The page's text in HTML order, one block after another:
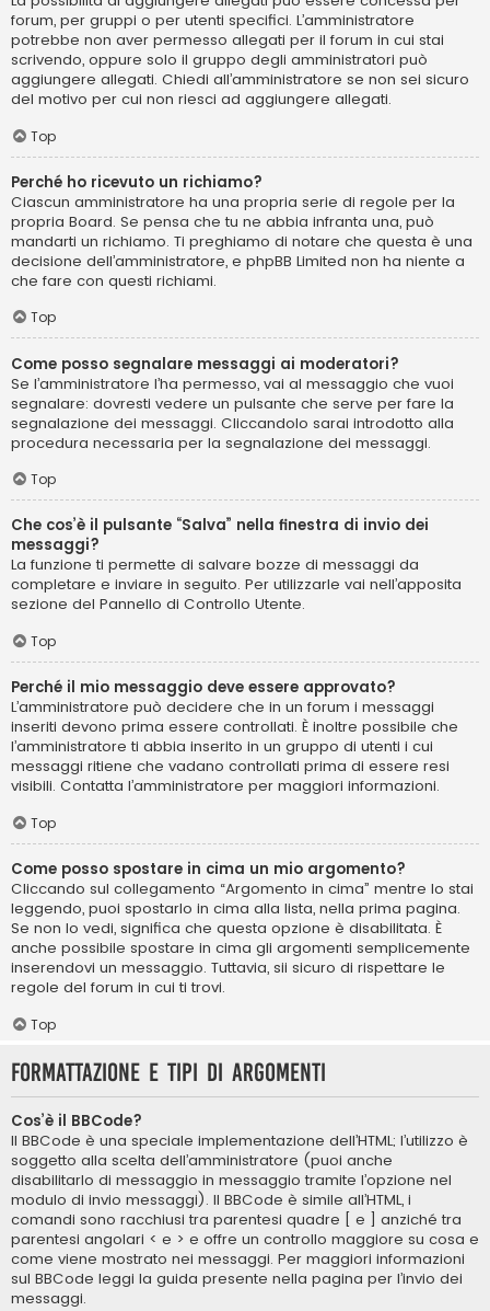
forum, per gruppi o per utenti specifici. L’amministratore
potrebbe non aver permesso allegati per il forum in cui stai
scrivendo, oppure solo il gruppo degli amministratori può
aggiungere allegati. Chiedi all’amministratore se non sei sicuro
del motivo per cui non riesci ad aggiungere allegati.
Top
Perché ho ricevuto un richiamo?
Ciascun amministratore ha una propria serie di regole per la
propria Board. Se pensa che tu ne abbia infranta una, può
mandarti un richiamo. Ti preghiamo di notare che questa è una
decisione dell’amministratore, e phpBB Limited non ha niente a
che fare con questi richiami.
Top
Come posso segnalare messaggi ai moderatori?
Se l’amministratore l’ha permesso, vai al messaggio che vuoi
segnalare: dovresti vedere un pulsante che serve per fare la
segnalazione dei messaggi. Cliccandolo sarai introdotto alla
procedura necessaria per la segnalazione dei messaggi.
Top
Che cos’è il pulsante “Salva” nella finestra di invio dei
messaggi?
La funzione ti permette di salvare bozze di messaggi da
completare e inviare in seguito. Per utilizzarle vai nell’apposita
sezione del Pannello di Controllo Utente.
Top
Perché il mio messaggio deve essere approvato?
L’amministratore può decidere che in un forum i messaggi
inseriti devono prima essere controllati. È inoltre possibile che
l’amministratore ti abbia inserito in un gruppo di utenti i cui
messaggi ritiene che vadano controllati prima di essere resi
visibili. Contatta l’amministratore per maggiori informazioni.
Top
Come posso spostare in cima un mio argomento?
Cliccando sul collegamento “Argomento in cima” mentre lo stai
leggendo, puoi spostarlo in cima alla lista, nella prima pagina.
Se non lo vedi, significa che questa opzione è disabilitata. È
anche possibile spostare in cima gli argomenti semplicemente
inserendovi un messaggio. Tuttavia, sii sicuro di rispettare le
regole del forum in cui ti trovi.
Top
Formattazione e tipi di argomenti
Cos’è il BBCode?
Il BBCode è una speciale implementazione dell’HTML; l’utilizzo è
soggetto alla scelta dell’amministratore (puoi anche
disabilitarlo di messaggio in messaggio tramite l’opzione nel
modulo di invio messaggi). Il BBCode è simile all’HTML, i
comandi sono racchiusi tra parentesi quadre [ e ] anziché tra
parentesi angolari < e > e offre un controllo maggiore su cosa e
come viene mostrato nei messaggi. Per maggiori informazioni
sul BBCode leggi la guida presente nella pagina per l’invio dei
messaggi.